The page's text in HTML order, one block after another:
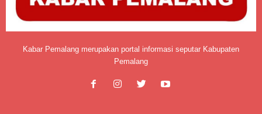
Kabar Pemalang merupakan portal informasi seputar Kabupaten
Pemalang